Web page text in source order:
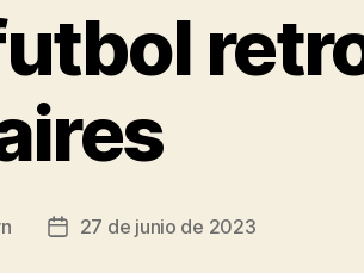
Fecha27 de junio de 2023